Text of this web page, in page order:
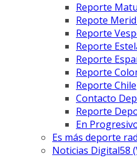
Reporte
Repote
Reporte
Reporte
Reporte
Reporte
Reporte Chile
Contacto
Reporte
En
Es más deporte
Noticias Digital58